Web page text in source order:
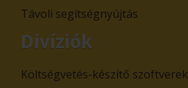
Távoli segítségnyújtás
Divíziók
Költségvetés-készítő szoftverek